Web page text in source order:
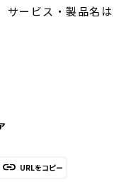
サービス・製品名は
URLをコピー